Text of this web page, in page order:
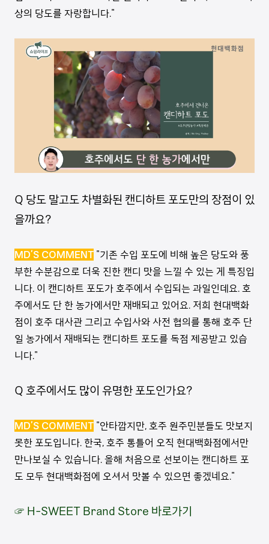
상의 당도를 자랑합니다."
Q 당도 말고도 차별화된 캔디하트 포도만의 장점이 있
을까요?
MD’S COMMENT "기존 수입 포도에 비해 높은 당도와 풍
부한 수분감으로 더욱 진한 캔디 맛을 느낄 수 있는 게 특징입
니다. 이 캔디하트 포도가 호주에서 수입되는 과일인데요. 호
주에서도 단 한 농가에서만 재배되고 있어요. 저희 현대백화
점이 호주 대사관 그리고 수입사와 사전 협의를 통해 호주 단
일 농가에서 재배되는 캔디하트 포도를 독점 제공받고 있습
니다."
Q 호주에서도 많이 유명한 포도인가요?
MD’S COMMENT "안타깝지만, 호주 원주민분들도 맛보지
못한 포도입니다. 한국, 호주 통틀어 오직 현대백화점에서만
만나보실 수 있습니다. 올해 처음으로 선보이는 캔디하트 포
도 모두 현대백화점에 오셔서 맛볼 수 있으면 좋겠네요."
☞ H-SWEET Brand Store 바로가기